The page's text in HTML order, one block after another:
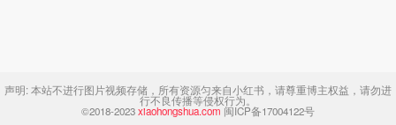
声明:本站不进行图片视频存储，所有资源匀来自小红书，请尊重博主权益，请勿进
行不良传播等侵权行为。
©2018-2023xiaohongshua.com 闽ICP备17004122号